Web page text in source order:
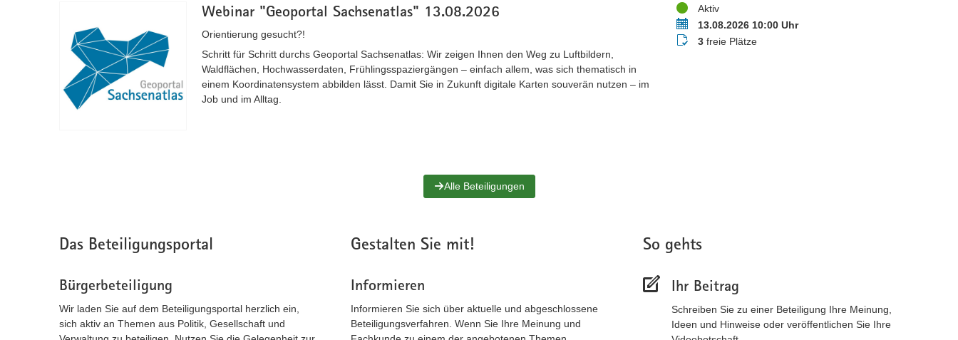
Webinar "Geoportal Sachsenatlas" 13.08.2026
Orientierung gesucht?!
Schritt für Schritt durchs Geoportal Sachsenatlas: Wir zeigen Ihnen den Weg zu Luftbildern,
Waldflächen, Hochwasserdaten, Frühlingsspaziergängen – einfach allem, was sich thematisch in
einem Koordinatensystem abbilden lässt. Damit Sie in Zukunft digitale Karten souverän nutzen – im
Job und im Alltag.
StatusAktiv
Termin13.08.2026 10:00 Uhr
Buchungsstatus
3 freie Plätze
Alle Beteiligungen
Das Beteiligungsportal
Bürgerbeteiligung
Wir laden Sie auf dem Beteiligungsportal herzlich ein,
sich aktiv an Themen aus Politik, Gesellschaft und
Gestalten Sie mit!
Informieren
Informieren Sie sich über aktuelle und abgeschlossene
Beteiligungsverfahren. Wenn Sie Ihre Meinung und
So gehts
Ihr Beitrag
Schreiben Sie zu einer Beteiligung Ihre Meinung,
Ideen und Hinweise oder veröffentlichen Sie Ihre